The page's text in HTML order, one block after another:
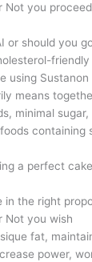
Not you
or should you
using Sustanon
means
minimal sugar,
containing
a perfect
in the right
Not you wish
fat,
power,